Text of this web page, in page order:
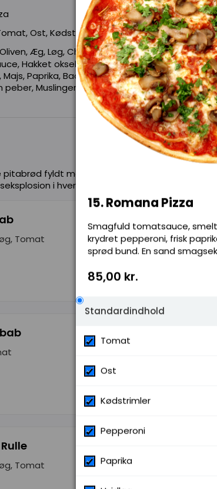
Ost, Kødstrimler, Pepperoni, Paprika,
Oliven, Æg, Løg, Champignon, Ananas,
Hakket oksekød, Tunfisk, Pepperoni,
Majs, Paprika, Bacon, Cocktailpølser, Fetaost,
peber, Muslinger, Kebabkød, Salat + dressing
pitabrød fyldt med saftigt kød, friske
i hver bid! Bestil nu og nyd!
Tomat
Tomat
15. Romana Pizza
Smagfuld tomatsauce,
krydret pepperoni, frisk
sprød bund. En sand
85,00 kr.
Standardindhold
Tomat
Ost
Kødstrimler
Pepperoni
Paprika